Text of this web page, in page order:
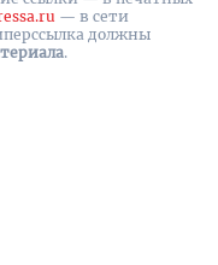
— в сети
должны
.